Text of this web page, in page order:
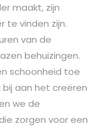
maakt, zijn
te vinden zijn.
van de
behuizingen.
schoonheid toe
aan het creëren
we de
zorgen voor een